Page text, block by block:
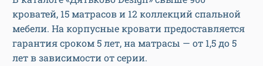
кроватей, 15 матрасов и 12 коллекций спальной
мебели. На корпусные кровати предоставляется
гарантия сроком 5 лет, на матрасы — от 1,5 до 5
лет в зависимости от серии.